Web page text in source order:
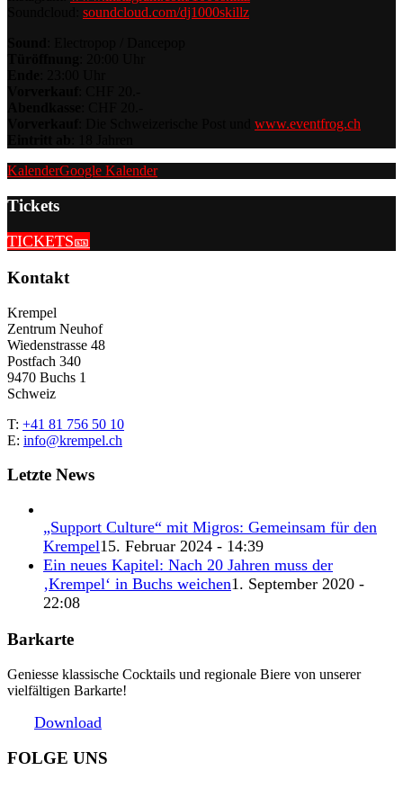
soundcloud.com/dj1000skillz
www.eventfrog.ch
KalenderGoogle Kalender
Tickets
TICKETS🎫
Kontakt
Krempel
Zentrum Neuhof
Wiedenstrasse 48
Postfach 340
9470 Buchs 1
Schweiz
T: +41 81 756 50 10
E: info@krempel.ch
Letzte News
„Support Culture“ mit Migros: Gemeinsam für den
Krempel15. Februar 2024 - 14:39
Ein neues Kapitel: Nach 20 Jahren muss der
‚Krempel‘ in Buchs weichen1. September 2020 -
22:08
Barkarte
Geniesse klassische Cocktails und regionale Biere von unserer
vielfältigen Barkarte!
Download
FOLGE UNS